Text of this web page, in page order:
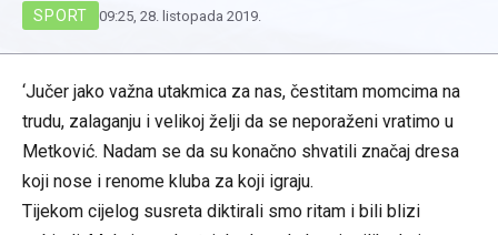
SPORT 09:25, 28. listopada 2019.
‘Jučer jako važna utakmica za nas, čestitam momcima na
trudu, zalaganju i velikoj želji da se neporaženi vratimo u
Metković. Nadam se da su konačno shvatili značaj dresa
koji nose i renome kluba za koji igraju.
Tijekom cijelog susreta diktirali smo ritam i bili blizi